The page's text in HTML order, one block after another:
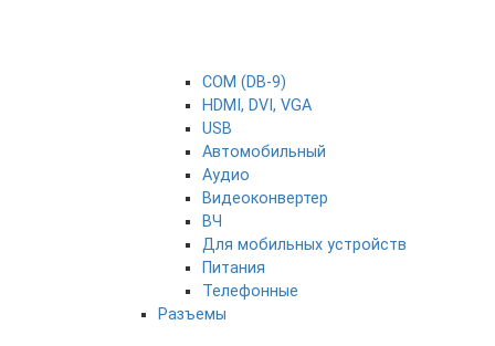
COM (DB-9)
HDMI, DVI, VGA
USB
Автомобильный
Аудио
Видеоконвертер
ВЧ
Для мобильных устройств
Питания
Телефонные
Разъемы